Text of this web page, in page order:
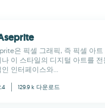
은 픽셀 그래픽, 즉 픽셀 아
나 이 스타일의 디지털 아트를
인 인터페이스와...
129.9 k 다운로드